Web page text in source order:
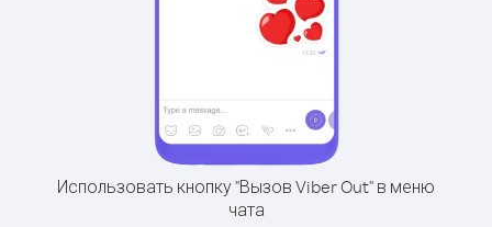
Использовать кнопку "Вызов Viber Out" в меню
чата